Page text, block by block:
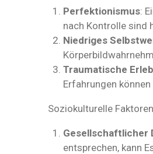
Perfektionismus:
nach Kontrolle sind
Niedriges
Traumatische
Erfahrungen
Soziokulturelle Faktoren
Gesellschaftlicher
entsprechen, kann